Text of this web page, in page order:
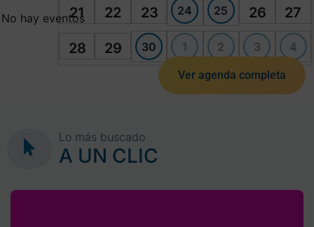
21 22 23 24 25 26 27
28 29 30 1 2 3 4
No hay eventos
Ver agenda completa
Lo más buscado
A UN CLIC